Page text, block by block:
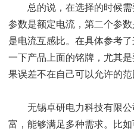
总的说，在选择的时候需
参数是额定电流，第二个参
是电流互感比。在具体参考
一下产品上面的铭牌，尤其
果误差不在自己可以允许的范
无锡卓研电力科技有限公
富，能够满足多种需求。比